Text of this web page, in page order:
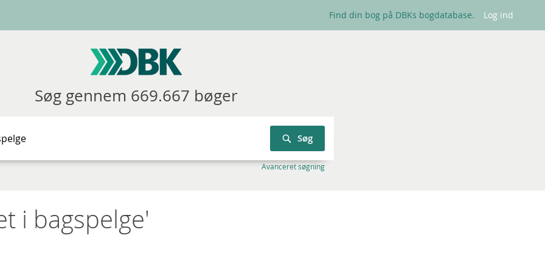
Find din bog på DBKs bogdatabase. Log ind
Søg gennem 669.667 bøger
Søg
Avanceret søgning
i bagspelge'